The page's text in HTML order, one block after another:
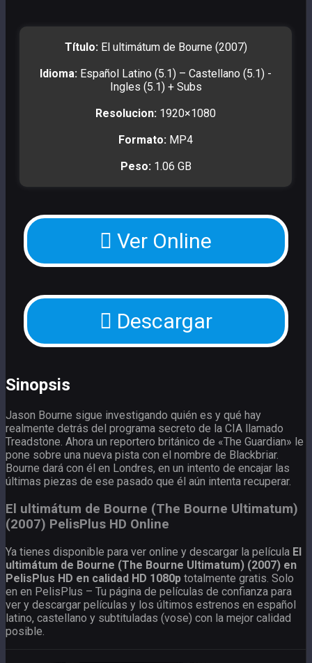
Título: El ultimátum de Bourne (2007)
Idioma: Español Latino (5.1) – Castellano (5.1) -
Ingles (5.1) + Subs
Resolucion: 1920×1080
Formato: MP4
Peso: 1.06 GB
Ver Online
Descargar
Sinopsis
Jason Bourne sigue investigando quién es y qué hay
realmente detrás del programa secreto de la CIA llamado
Treadstone. Ahora un reportero británico de «The Guardian» le
pone sobre una nueva pista con el nombre de Blackbriar.
Bourne dará con él en Londres, en un intento de encajar las
últimas piezas de ese pasado que él aún intenta recuperar.
El ultimátum de Bourne (The Bourne Ultimatum)
(2007) PelisPlus HD Online
Ya tienes disponible para ver online y descargar la película El
ultimátum de Bourne (The Bourne Ultimatum) (2007) en
PelisPlus HD en calidad HD 1080p totalmente gratis. Solo
en en PelisPlus – Tu página de películas de confianza para
ver y descargar películas y los últimos estrenos en español
latino, castellano y subtituladas (vose) con la mejor calidad
posible.